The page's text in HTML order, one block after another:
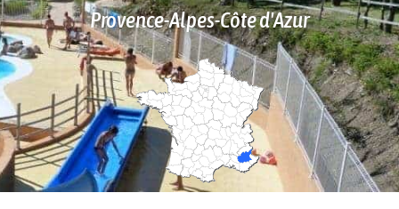
Provence-Alpes-Côte d'Azur